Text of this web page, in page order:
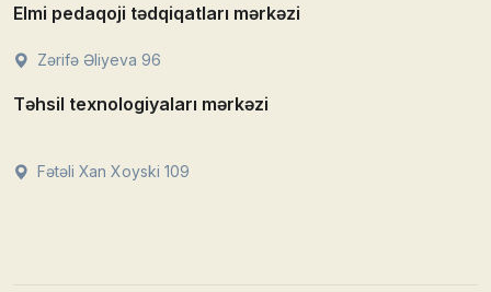
Elmi pedaqoji tədqiqatları mərkəzi
Zərifə Əliyeva 96
Təhsil texnologiyaları mərkəzi
Fətəli Xan Xoyski 109